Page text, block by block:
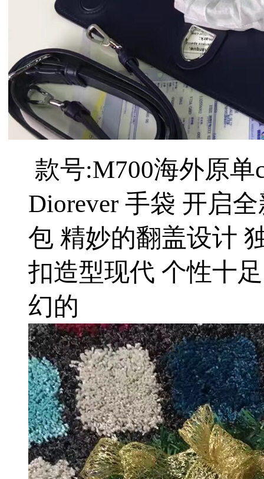
款号:M700海外原单
Diorever 手袋 开启
包 精妙的翻盖设计
扣造型现代 个性十
幻的